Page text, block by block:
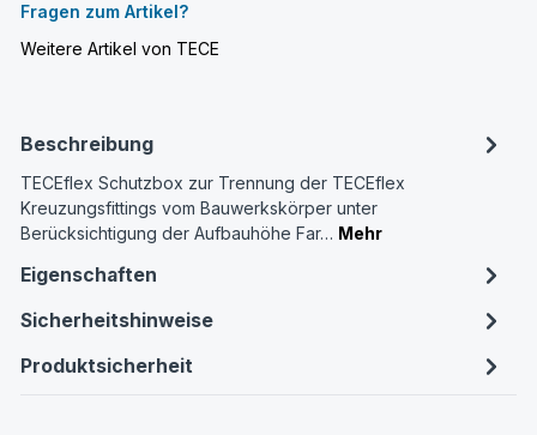
Fragen zum Artikel?
Weitere Artikel von TECE
Beschreibung
TECEflex Schutzbox zur Trennung der TECEflex
Kreuzungsfittings vom Bauwerkskörper unter
Berücksichtigung der Aufbauhöhe Far… Mehr
Eigenschaften
Sicherheitshinweise
Produktsicherheit